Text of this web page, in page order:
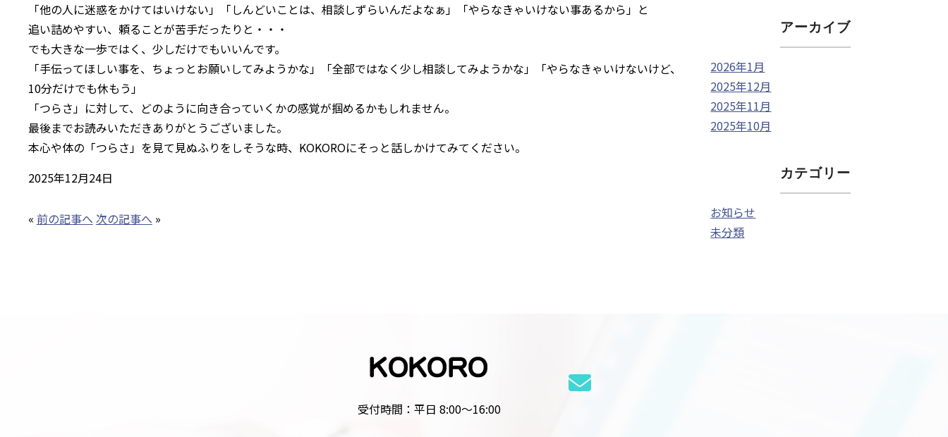
「他の人に迷惑をかけてはいけない」「しんどいことは、相談しずらいんだよなぁ」「やらなきゃいけない事あるから」と
追い詰めやすい、頼ることが苦手だったりと・・・
でも大きな一歩ではく、少しだけでもいいんです。
「手伝ってほしい事を、ちょっとお願いしてみようかな」「全部ではなく少し相談してみようかな」「やらなきゃいけないけど、
10分だけでも休もう」
「つらさ」に対して、どのように向き合っていくかの感覚が掴めるかもしれません。
最後までお読みいただきありがとうございました。
本心や体の「つらさ」を見て見ぬふりをしそうな時、KOKOROにそっと話しかけてみてください。
2025年12月24日
« 前の記事へ 次の記事へ »
アーカイブ
2026年1月
2025年12月
2025年11月
2025年10月
カテゴリー
お知らせ
未分類
受付時間：平日 8:00～16:00